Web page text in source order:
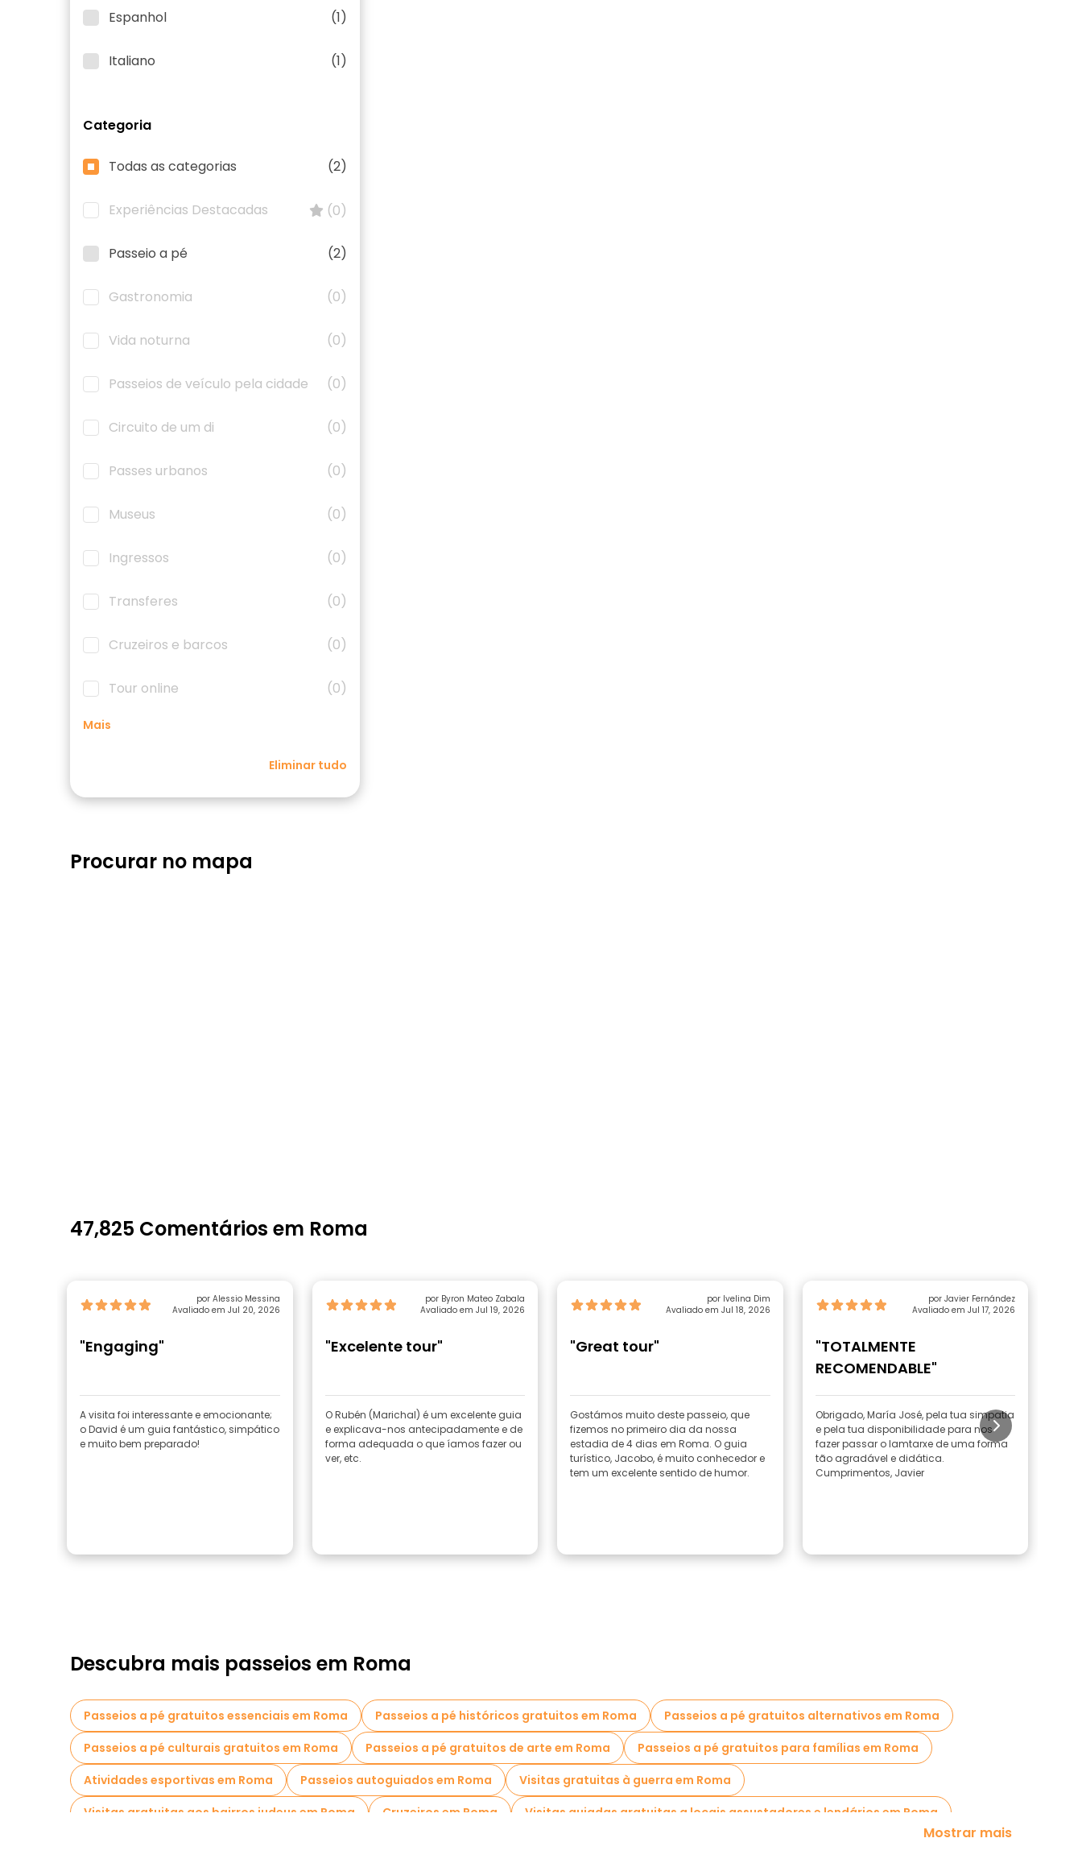
Espanhol (1)
Italiano (1)
Categoria
Todas as categorias (2)
Experiências Destacadas (0)
Passeio a pé (2)
Gastronomia (0)
Vida noturna (0)
Passeios de veículo pela cidade (0)
Circuito de um di (0)
Passes urbanos (0)
Museus (0)
Ingressos (0)
Transferes (0)
Cruzeiros e barcos (0)
Tour online (0)
Mais
Eliminar tudo
Procurar no mapa
47,825 Comentários em Roma
por Alessio Messina
Avaliado em Jul 20, 2026
"Engaging"
A visita foi interessante e emocionante;
o David é um guia fantástico, simpático
e muito bem preparado!
por Byron Mateo Zabala
Avaliado em Jul 19, 2026
"Excelente tour"
O Rubén (Marichal) é um excelente guia
e explicava-nos antecipadamente e de
forma adequada o que íamos fazer ou
ver, etc.
por Ivelina Dim
Avaliado em Jul 18, 2026
"Great tour"
Gostámos muito deste passeio, que
fizemos no primeiro dia da nossa
estadia de 4 dias em Roma. O guia
turístico, Jacobo, é muito conhecedor e
tem um excelente sentido de humor.
por Javier Fernández
Avaliado em Jul 17, 2026
"TOTALMENTE
RECOMENDABLE"
Obrigado, María José, pela tua simpatia
e pela tua disponibilidade para nos
fazer passar o lamtarxe de uma forma
tão agradável e didática.
Cumprimentos, Javier
Descubra mais passeios em Roma
Passeios a pé gratuitos essenciais em Roma Passeios a pé históricos gratuitos em Roma
Passeios a pé gratuitos alternativos em Roma
Passeios a pé culturais gratuitos em Roma
Passeios a pé gratuitos de arte em Roma
Passeios a pé gratuitos para famílias em Roma
Atividades esportivas em Roma
Passeios autoguiados em Roma
Visitas gratuitas à guerra em Roma
Visitas gratuitas aos bairros judeus em Roma
Cruzeiros em Roma
Visitas guiadas gratuitas a locais assustadores e lendários em Roma
Mostrar mais